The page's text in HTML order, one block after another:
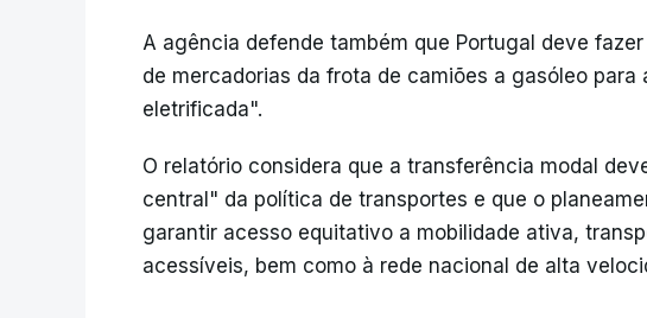
A agência defende também que Portugal deve
de mercadorias da frota de camiões a gasóleo
eletrificada".
O relatório considera que a transferência modal
central" da política de transportes e que o
garantir acesso equitativo a mobilidade ativa,
acessíveis, bem como à rede nacional de alta